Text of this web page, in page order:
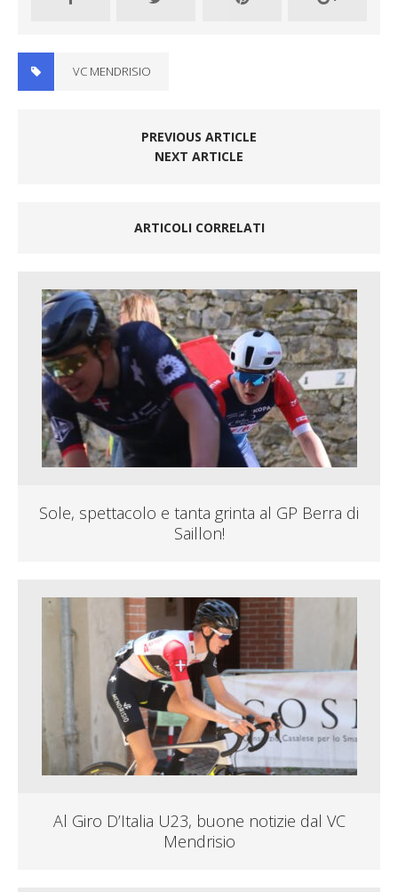
VC MENDRISIO
PREVIOUS ARTICLE
NEXT ARTICLE
ARTICOLI CORRELATI
Sole, spettacolo e tanta grinta al GP Berra di
Saillon!
Al Giro D’Italia U23, buone notizie dal VC
Mendrisio